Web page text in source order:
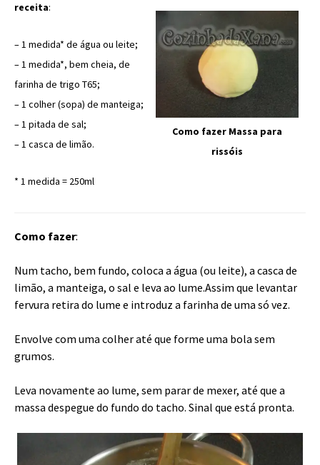
receita:
– 1 medida* de água ou leite;
– 1 medida*, bem cheia, de
farinha de trigo T65;
– 1 colher (sopa) de manteiga;
– 1 pitada de sal;
– 1 casca de limão.
* 1 medida = 250ml
Como fazer Massa para
rissóis
Como fazer:
Num tacho, bem fundo, coloca a água (ou leite), a casca de
limão, a manteiga, o sal e leva ao lume.Assim que levantar
fervura retira do lume e introduz a farinha de uma só vez.
Envolve com uma colher até que forme uma bola sem
grumos.
Leva novamente ao lume, sem parar de mexer, até que a
massa despegue do fundo do tacho. Sinal que está pronta.